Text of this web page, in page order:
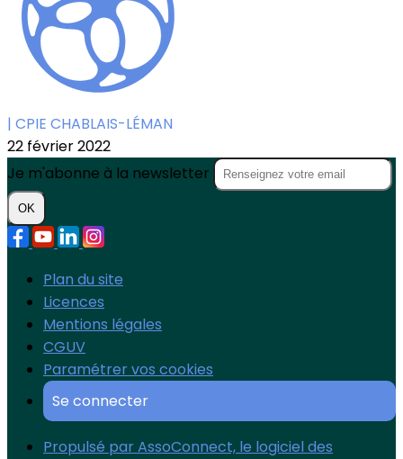
| CPIE CHABLAIS-LÉMAN
22 février 2022
Je m'abonne à la newsletter
OK
Plan du site
Licences
Mentions légales
CGUV
Paramétrer vos cookies
Se connecter
Propulsé par AssoConnect, le logiciel des